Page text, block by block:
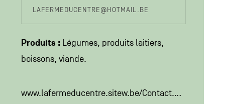
DU
LAFERMEDUCENTRE@HOTMAIL.BE
Produits : Légumes produits laitiers
boissons viande
www.lafermeducentre.sitew.be/Contact.B.htm